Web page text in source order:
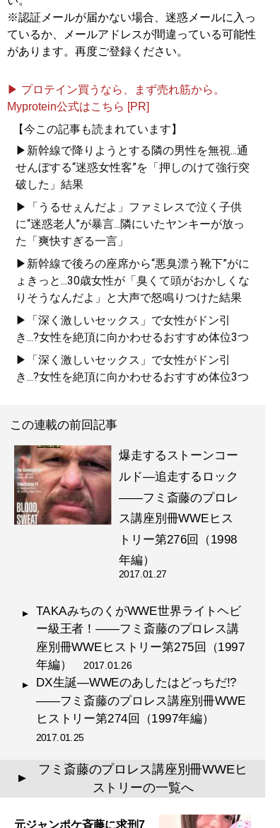
※認証メールが届かない場合、迷惑メールに入っ
ているか、メールアドレスが間違っている可能性
があります。再度ご登録ください。
▶ プロテイン買うなら、まず売れ筋から。
Myprotein公式はこちら [PR]
【今この記事も読まれています】
▶新幹線で降りようとする隣の男性を無視...通
せんぼする“迷惑女性客”を「押しのけて強行突
破した」結果
▶「うるせぇんだよ」ファミレスで泣く子供
に“迷惑老人”が暴言...隣にいたヤンキーが放っ
た「爽快すぎる一言」
▶新幹線で後ろの座席から“悪臭漂う靴下”がに
ょきっと...30歳女性が「臭くて頭がおかしくな
りそうなんだよ」と大声で怒鳴りつけた結果
▶「深く激しいセックス」で女性がドン引
き...?女性を絶頂に向かわせるおすすめ体位3つ
▶「深く激しいセックス」で女性がドン引
き...?女性を絶頂に向かわせるおすすめ体位3つ
この連載の前回記事
爆走するストーンコー
ルド―追走するロック
――フミ斎藤のプロレ
ス講座別冊WWEヒス
トリー第276回（1998
年編）
2017.01.27
TAKAみちのくがWWE世界ライトヘビ
ー級王者！――フミ斎藤のプロレス講
座別冊WWEヒストリー第275回（1997
年編） 2017.01.26
DX生誕―WWEのあしたはどっちだ!?
――フミ斎藤のプロレス講座別冊WWE
ヒストリー第274回（1997年編）
2017.01.25
▲
フミ斎藤のプロレス講座別冊WWEヒ
ストリーの一覧へ
元ジャンポケ斉藤に求刑7